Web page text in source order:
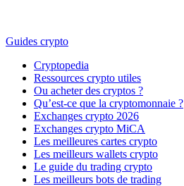
Guides crypto
Cryptopedia
Ressources crypto utiles
Ou acheter des cryptos ?
Qu’est-ce que la cryptomonnaie ?
Exchanges crypto 2026
Exchanges crypto MiCA
Les meilleures cartes crypto
Les meilleurs wallets crypto
Le guide du trading crypto
Les meilleurs bots de trading